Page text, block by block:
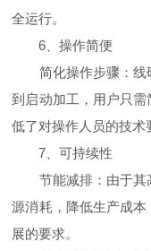
全运行。
6、操作简便
简化操作步骤：线
到启动加工，用户只
低了对操作人员的技术
7、可持续性
节能减排：由于其
源消耗，降低生产成
展的要求。